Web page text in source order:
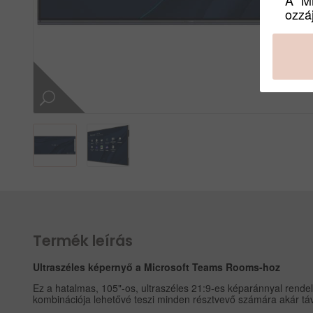
Termék leírás
Ultraszéles képernyő a Microsoft Teams Rooms-hoz
Ez a hatalmas, 105"-os, ultraszéles 21:9-es képaránnyal
kombinációja lehetővé teszi minden résztvevő számára akár